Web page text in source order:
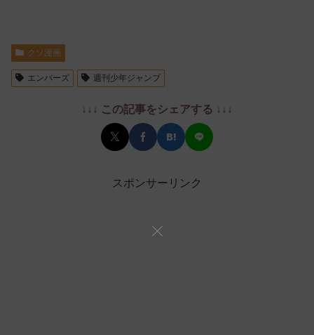
クソ漫画
エンバーズ 週刊少年ジャンプ
↓↓↓ この記事をシェアする ↓↓↓
スポンサーリンク